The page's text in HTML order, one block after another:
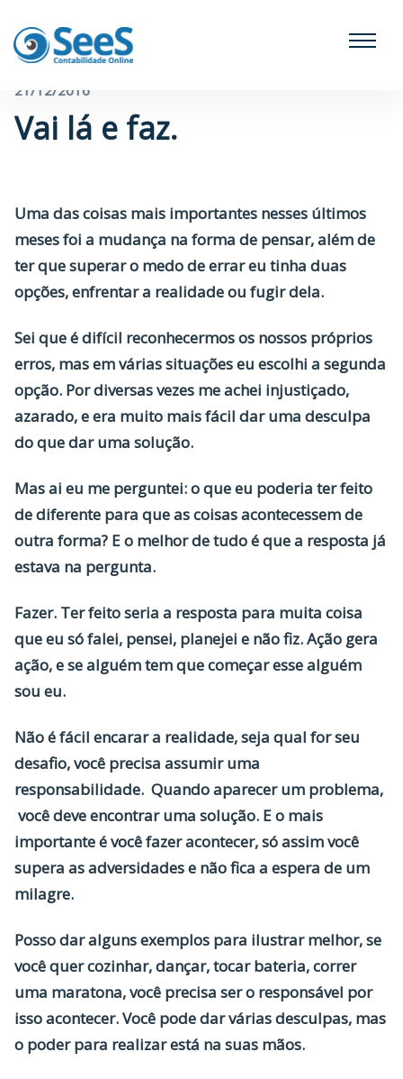
← Voltar para o blog
21/12/2016
Vai lá e faz.
Uma das coisas mais importantes nesses últimos
meses foi a mudança na forma de pensar, além de
ter que superar o medo de errar eu tinha duas
opções, enfrentar a realidade ou fugir dela.
Sei que é difícil reconhecermos os nossos próprios
erros, mas em várias situações eu escolhi a segunda
opção. Por diversas vezes me achei injustiçado,
azarado, e era muito mais fácil dar uma desculpa
do que dar uma solução.
Mas ai eu me perguntei: o que eu poderia ter feito
de diferente para que as coisas acontecessem de
outra forma? E o melhor de tudo é que a resposta já
estava na pergunta.
Fazer. Ter feito seria a resposta para muita coisa
que eu só falei, pensei, planejei e não fiz. Ação gera
ação, e se alguém tem que começar esse alguém
sou eu.
Não é fácil encarar a realidade, seja qual for seu
desafio, você precisa assumir uma
responsabilidade. Quando aparecer um problema,
você deve encontrar uma solução. E o mais
importante é você fazer acontecer, só assim você
supera as adversidades e não fica a espera de um
milagre.
Posso dar alguns exemplos para ilustrar melhor, se
você quer cozinhar, dançar, tocar bateria, correr
uma maratona, você precisa ser o responsável por
isso acontecer. Você pode dar várias desculpas, mas
o poder para realizar está na suas mãos.